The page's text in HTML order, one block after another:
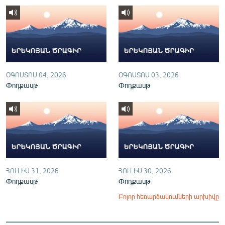
English
Русский
ՀԵՏԵՎԵՔ ՄԵԶ
«Ազատության» բոլոր կայքերը
ՕԳՈՍՏՈՍ 04, 2026
Փոդքասթ
ՕԳՈՍՏՈՍ 03, 2026
Փոդքասթ
ՀՈՒԼԻՍ 31, 2026
Փոդքասթ
ՀՈՒԼԻՍ 30, 2026
Փոդքասթ
Բոլոր հեռարձակումների արխիվը